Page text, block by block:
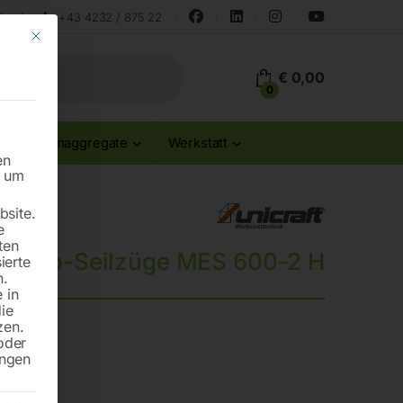
+43 4232 / 875 22
0
€ 0,00
Stromaggregate Werkstatt
Seilzüge MES 600-2 H
Mit diesem Button wird der Dialog geschlossen. Seine Funktionalität ist
in